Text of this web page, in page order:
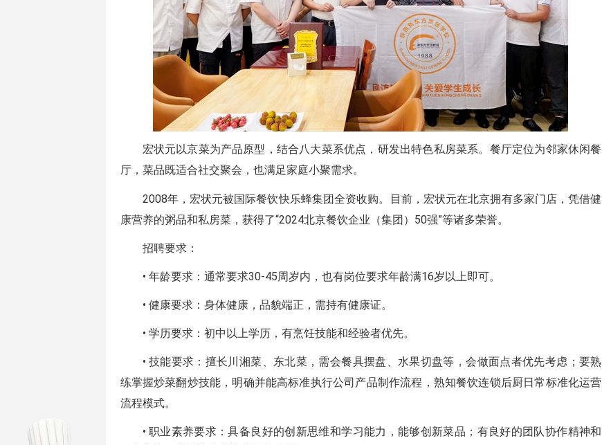
宏状元以京菜为产品原型，结合八大菜系优点，研发出特色私房菜系。餐厅定位为邻家休闲餐
厅，菜品既适合社交聚会，也满足家庭小聚需求。
2008年，宏状元被国际餐饮快乐蜂集团全资收购。目前，宏状元在北京拥有多家门店，凭借健
康营养的粥品和私房菜，获得了“2024北京餐饮企业（集团）50强”等诸多荣誉。
招聘要求：
• 年龄要求：通常要求30-45周岁内，也有岗位要求年龄满16岁以上即可。
• 健康要求：身体健康，品貌端正，需持有健康证。
• 学历要求：初中以上学历，有烹饪技能和经验者优先。
• 技能要求：擅长川湘菜、东北菜，需会餐具摆盘、水果切盘等，会做面点者优先考虑；要熟
练掌握炒菜翻炒技能，明确并能高标准执行公司产品制作流程，熟知餐饮连锁后厨日常标准化运营
流程模式。
• 职业素养要求：具备良好的创新思维和学习能力，能够创新菜品；有良好的团队协作精神和